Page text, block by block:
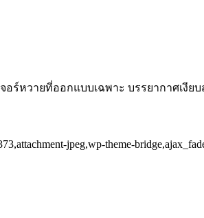
ายที่ออกแบบเฉพาะ บรรยากาศเงียบส
jpeg,wp-theme-